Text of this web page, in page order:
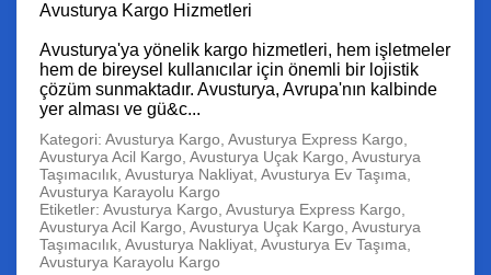
Avusturya Kargo Hizmetleri
Avusturya'ya yönelik kargo hizmetleri, hem işletmeler
hem de bireysel kullanıcılar için önemli bir lojistik
çözüm sunmaktadır. Avusturya, Avrupa'nın kalbinde
yer alması ve gü&c...
Kategori: Avusturya Kargo, Avusturya Express Kargo,
Avusturya Acil Kargo, Avusturya Uçak Kargo, Avusturya
Taşımacılık, Avusturya Nakliyat, Avusturya Ev Taşıma,
Avusturya Karayolu Kargo
Etiketler: Avusturya Kargo, Avusturya Express Kargo,
Avusturya Acil Kargo, Avusturya Uçak Kargo, Avusturya
Taşımacılık, Avusturya Nakliyat, Avusturya Ev Taşıma,
Avusturya Karayolu Kargo